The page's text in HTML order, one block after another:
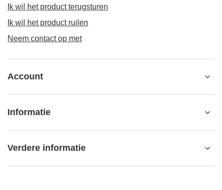
Ik wil het product terugsturen
Ik wil het product ruilen
Neem contact op met
Account
Informatie
Verdere informatie